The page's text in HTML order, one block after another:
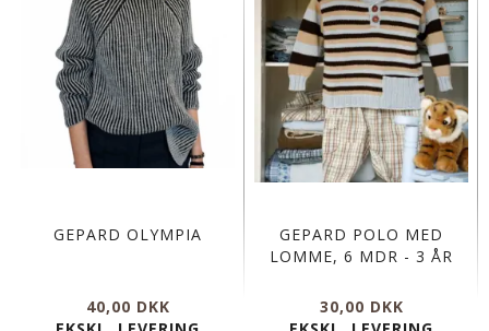
GEPARD OLYMPIA
40,00 DKK
GEPARD POLO MED
LOMME, 6 MDR - 3 ÅR
30,00 DKK